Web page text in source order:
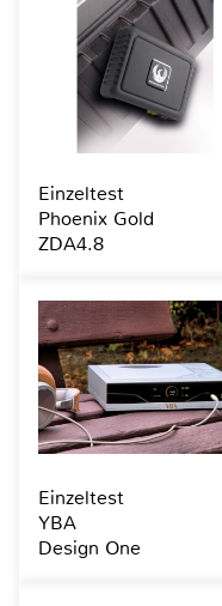
Einzeltest
Phoenix Gold
ZDA4.8
Einzeltest
YBA
Design One